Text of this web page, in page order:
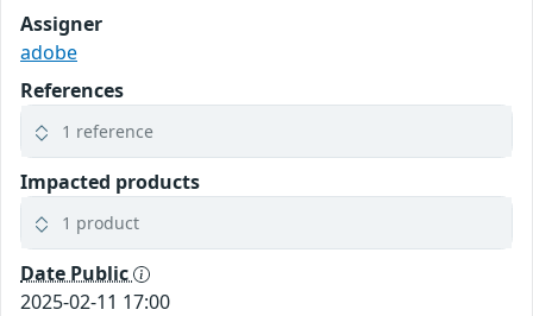
Assigner
adobe
References
1 reference
Impacted products
1 product
Date Public
2025-02-11 17:00